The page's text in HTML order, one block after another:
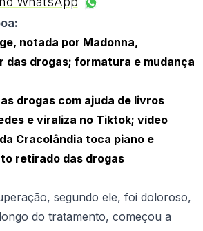
notada por Madonna,
das drogas; formatura e mudança
drogas com ajuda de livros
e viraliza no Tiktok; vídeo
Cracolândia toca piano e
retirado das drogas
segundo ele, foi doloroso,
do tratamento, começou a